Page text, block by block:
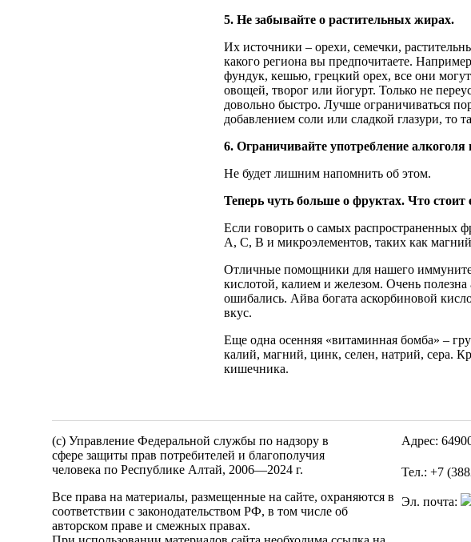
5. Не забывайте о растительных жирах.
Их источники – орехи, семечки,
какого региона вы предпочитаете.
фундук, кешью, грецкий орех, все они
овощей, творог или йогурт. Только не
довольно быстро. Лучше ограничиваться
добавлением соли или сладкой глазури, то
6. Ограничивайте употребление
Не будет лишним напомнить об этом.
Теперь чуть больше о фруктах. Что стоит
Если говорить о самых распространенных
А, С, В и микроэлементов, таких как
Отличные помощники для нашего
кислотой, калием и железом. Очень полезна
ошибались. Айва богата аскорбиновой
вкус.
Еще одна осенняя «витаминная бомба» –
калий, магний, цинк, селен, натрий, сера.
кишечника.
(c) Управление Федеральной службы по надзору в
сфере защиты прав потребителей и благополучия
человека по Республике Алтай, 2006—2024 г.
Все права на материалы, размещенные на сайте, охраняются в
соответствии с законодательством РФ, в том числе об
авторском праве и смежных правах.
Адрес:
Тел.: +7
Эл. почта: